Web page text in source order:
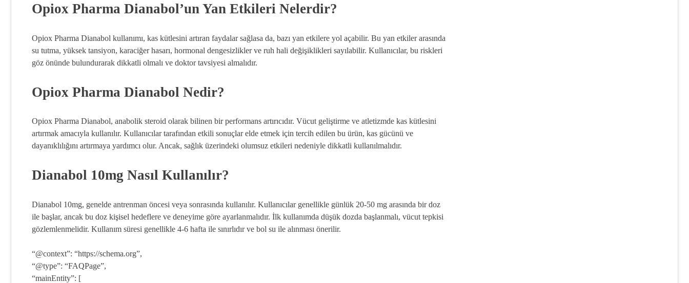
Opiox Pharma Dianabol’un Yan Etkileri Nelerdir?
Opiox Pharma Dianabol kullanımı, kas kütlesini artıran faydalar sağlasa da, bazı yan etkilere yol açabilir. Bu yan etkiler arasında
su tutma, yüksek tansiyon, karaciğer hasarı, hormonal dengesizlikler ve ruh hali değişiklikleri sayılabilir. Kullanıcılar, bu riskleri
göz önünde bulundurarak dikkatli olmalı ve doktor tavsiyesi almalıdır.
Opiox Pharma Dianabol Nedir?
Opiox Pharma Dianabol, anabolik steroid olarak bilinen bir performans artırıcıdır. Vücut geliştirme ve atletizmde kas kütlesini
artırmak amacıyla kullanılır. Kullanıcılar tarafından etkili sonuçlar elde etmek için tercih edilen bu ürün, kas gücünü ve
dayanıklılığını artırmaya yardımcı olur. Ancak, sağlık üzerindeki olumsuz etkileri nedeniyle dikkatli kullanılmalıdır.
Dianabol 10mg Nasıl Kullanılır?
Dianabol 10mg, genelde antrenman öncesi veya sonrasında kullanılır. Kullanıcılar genellikle günlük 20-50 mg arasında bir doz
ile başlar, ancak bu doz kişisel hedeflere ve deneyime göre ayarlanmalıdır. İlk kullanımda düşük dozda başlanmalı, vücut tepkisi
gözlemlenmelidir. Kullanım süresi genellikle 4-6 hafta ile sınırlıdır ve bol su ile alınması önerilir.
“@context”: “https://schema.org”,
“@type”: “FAQPage”,
“mainEntity”: [